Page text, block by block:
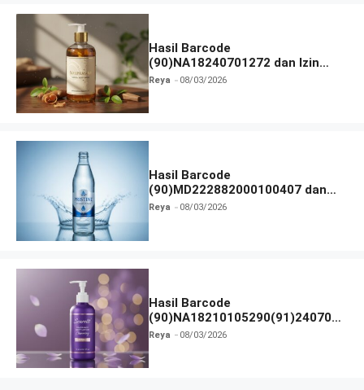
Hasil Barcode
(90)NA18240701272 dan Izin
BPOM
Reya 08/03/2026
Hasil Barcode
(90)MD222882000100407 dan
Izin BPOM
Reya 08/03/2026
Hasil Barcode
(90)NA18210105290(91)240703
dan Izin BPOM
Reya 08/03/2026